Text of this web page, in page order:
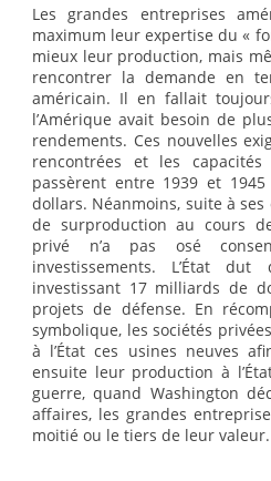
Les grandes entreprises
maximum leur expertise du «
mieux leur production, mais
rencontrer la demande en
américain. Il en fallait
l’Amérique avait besoin de
rendements. Ces nouvelles
rencontrées et les
passèrent entre 1939 et
dollars. Néanmoins, suite à
de surproduction au cours
privé n’a pas osé
investissements. L’État
investissant 17 milliards de
projets de défense. En
symbolique, les sociétés
à l’État ces usines neuves
ensuite leur production à
guerre, quand Washington
affaires, les grandes
moitié ou le tiers de leur valeur.